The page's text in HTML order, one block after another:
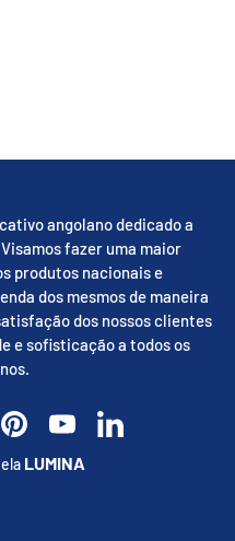
angolano dedicado a
fazer uma maior
produtos nacionais e
dos mesmos de maneira
dos nossos clientes
e sofisticação a todos os
PinterestYouTubeLinkedin
LUMINA